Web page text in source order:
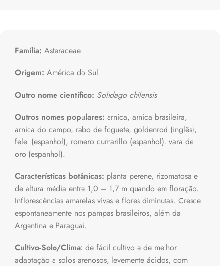
Família: Asteraceae
Origem: América do Sul
Outro nome científico: Solidago chilensis
Outros nomes populares: arnica, arnica brasileira,
arnica do campo, rabo de foguete, goldenrod (inglês),
felel (espanhol), romero cumarillo (espanhol), vara de
oro (espanhol).
Características botânicas: planta perene, rizomatosa e
de altura média entre 1,0 – 1,7 m quando em floração.
Inflorescências amarelas vivas e flores diminutas. Cresce
espontaneamente nos pampas brasileiros, além da
Argentina e Paraguai.
Cultivo-Solo/Clima: de fácil cultivo e de melhor
adaptação a solos arenosos, levemente ácidos, com